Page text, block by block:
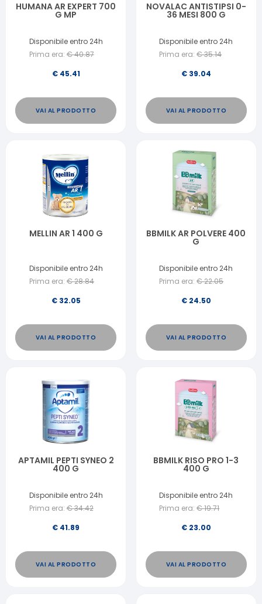
HUMANA AR EXPERT 700
G MP
Disponibile entro 24h
Prima era: €40.87
€ 45.41
VAI AL PRODOTTO
NOVALAC ANTISTIPSI 0-
36 MESI 800 G
Disponibile entro 24h
Prima era: €35.14
€ 39.04
VAI AL PRODOTTO
MELLIN AR 1 400 G
Disponibile entro 24h
Prima era: €28.84
€ 32.05
VAI AL PRODOTTO
BBMILK AR POLVERE 400
G
Disponibile entro 24h
Prima era: €22.05
€ 24.50
VAI AL PRODOTTO
APTAMIL PEPTI SYNEO 2
400 G
Disponibile entro 24h
Prima era: €34.42
€ 41.89
VAI AL PRODOTTO
BBMILK RISO PRO 1-3
400 G
Disponibile entro 24h
Prima era: €19.71
€ 23.00
VAI AL PRODOTTO